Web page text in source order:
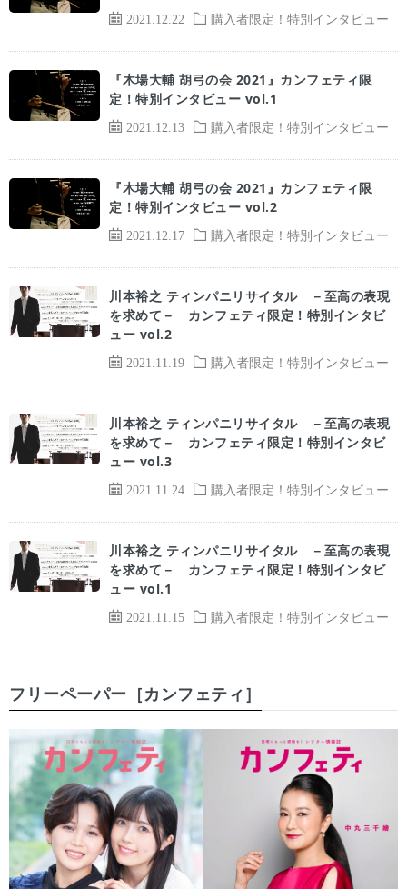
2021.12.22 購入者限定！特別インタビュー
2021.12.13 購入者限定！特別インタビュー
『木場大輔 胡弓の会 2021』カンフェティ限
定！特別インタビュー vol.1
2021.12.17 購入者限定！特別インタビュー
『木場大輔 胡弓の会 2021』カンフェティ限
定！特別インタビュー vol.2
2021.11.19 購入者限定！特別インタビュー
川本裕之 ティンパニリサイタル －至高の表現
を求めて－ カンフェティ限定！特別インタビ
ュー vol.2
2021.11.24 購入者限定！特別インタビュー
川本裕之 ティンパニリサイタル －至高の表現
を求めて－ カンフェティ限定！特別インタビ
ュー vol.3
2021.11.15 購入者限定！特別インタビュー
川本裕之 ティンパニリサイタル －至高の表現
を求めて－ カンフェティ限定！特別インタビ
ュー vol.1
フリーペーパー［カンフェティ］